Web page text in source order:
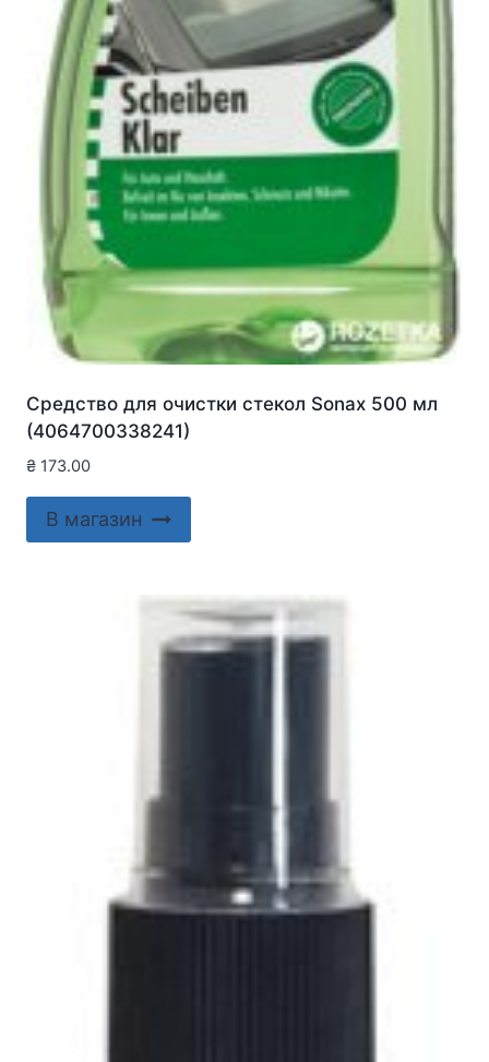
Средство для очистки стекол Sonax 500 мл
(4064700338241)
₴ 173.00
В магазин